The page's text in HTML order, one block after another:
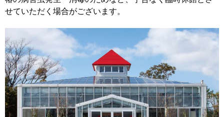
せていただく場合がございます。